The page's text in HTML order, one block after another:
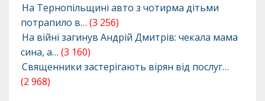
На Тернопільщині авто з чотирма дітьми
потрапило в… (3 256)
На війні загинув Андрій Дмитрів: чекала мама
сина, а… (3 160)
Священники застерігають вірян від послуг…
(2 968)